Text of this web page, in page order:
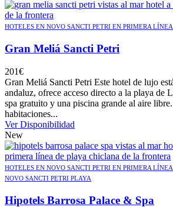
HOTELES EN NOVO SANCTI PETRI EN PRIMERA
Gran Meliá Sancti Petri
201€
Gran Meliá Sancti Petri Este hotel de lujo
andaluz, ofrece acceso directo a la playa de
spa gratuito y una piscina grande al aire
habitaciones...
Ver Disponibilidad
New
HOTELES EN NOVO SANCTI PETRI EN PRIMERA
NOVO SANCTI PETRI PLAYA
Hipotels Barrosa Palace & Spa